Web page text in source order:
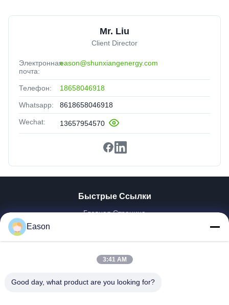
Mr. Liu
Client Director
Электронная
почта:
eason@shunxiangenergy.com
Телефон: 18658046918
Whatsapp: 8618658046918
Wechat: 13657954570
Быстрые Ссылки
Главная Страница
Ролики
Наша Фабрика
Контроль Качества
Eason
3:41 AM
Good day, what product are you looking for?